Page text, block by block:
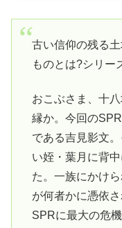
古い信仰の残る
ものとは?シリー
おこぶさま、十
縁か。今回の
である吉見影文
い姪・葉月に背
た。一族にかけ
が何者かに憑依
SPRに最大の危